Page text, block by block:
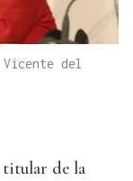
del
titular de la